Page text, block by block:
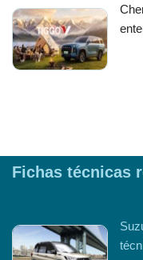
Fichas técnicas